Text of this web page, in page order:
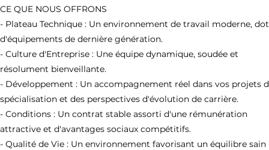
CE QUE NOUS OFFRONS
- Plateau Technique : Un environnement de travail moderne,
d'équipements de dernière génération.
- Culture d'Entreprise : Une équipe dynamique, soudée et
résolument bienveillante.
- Développement : Un accompagnement réel dans vos projets
spécialisation et des perspectives d'évolution de carrière.
- Conditions : Un contrat stable assorti d'une rémunération
attractive et d'avantages sociaux compétitifs.
- Qualité de Vie : Un environnement favorisant un équilibre sain